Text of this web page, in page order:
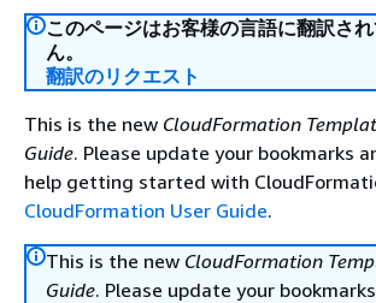
このページはお客様の言語に翻訳さ
ん。
翻訳のリクエスト
This is the new CloudFormation
Guide. Please update your bookmarks
help getting started with
CloudFormation User Guide.
This is the new CloudFormation
Guide. Please update your